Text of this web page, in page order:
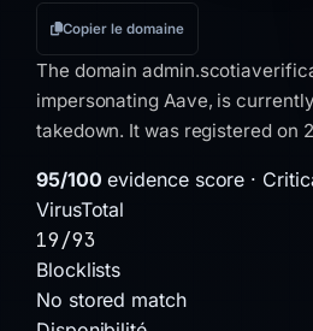
Copier le domaine
The domain
impersonating Aave, is
takedown. It was registered on
95/100 evidence score ·
VirusTotal
19/93
Blocklists
No stored match